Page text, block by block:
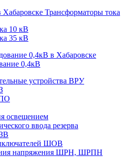
Трансформаторы тока
10 кВ
35 кВ
0,4кВ
устройства ВРУ
освещением
ввода резерва
ШОВ
напряжения ШРН, ШРПН